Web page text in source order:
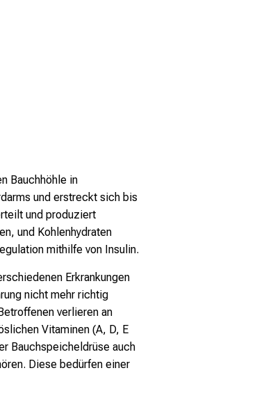
Bauchhöhle in
und erstreckt sich bis
und produziert
und Kohlenhydraten
mithilfe von Insulin.
Erkrankungen
nicht mehr richtig
verlieren an
Vitaminen (A, D, E
Bauchspeicheldrüse auch
Diese bedürfen einer